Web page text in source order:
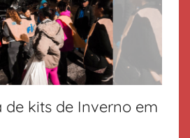
S
a
l
v
a
ç
de kits de Inverno em